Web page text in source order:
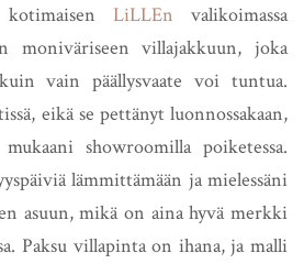
LiLLEn valikoimassa
moniväriseen villajakkuun, joka
vain päällysvaate voi tuntua.
eikä se pettänyt luonnossakaan,
showroomilla poiketessa.
lämmittämään ja mielessäni
asuun, mikä on aina hyvä merkki
Paksu villapinta on ihana, ja malli